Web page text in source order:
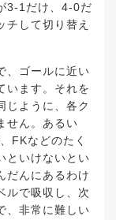
3-1だけ、4-0だ
チして切り替え
、ゴールに近い
います。それを
じように、各ク
せん。あるい
FKなどのたく
といけないとい
だんにあるわけ
ルで吸収し、次
、非常に難しい